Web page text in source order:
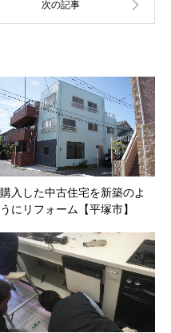
購入した中古住宅を新築のよ
うにリフォーム【平塚市】